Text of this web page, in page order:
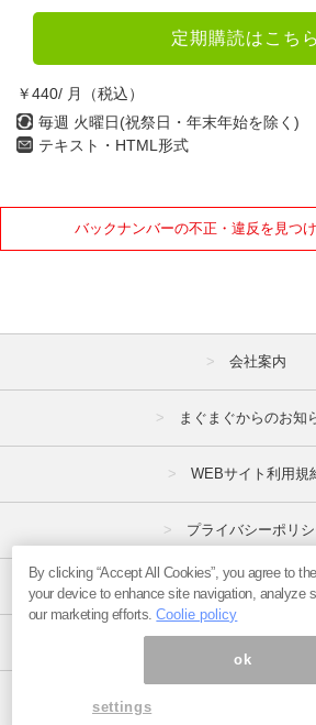
定期購読はこちら
￥440/ 月（税込）
毎週 火曜日(祝祭日・年末年始を除く)
テキスト・HTML形式
バックナンバーの不正・違反を見つ
会社案内
まぐまぐからのお知
WEBサイト利用規
プライバシーポリ
特定商取引法
広告掲載はこちら
ページ内の商標は全て商標権者に属します。
By clicking “Accept All Cookies”, you agree to
your device to enhance site navigation, analyze
our marketing efforts.Coolie policy
ok
settings